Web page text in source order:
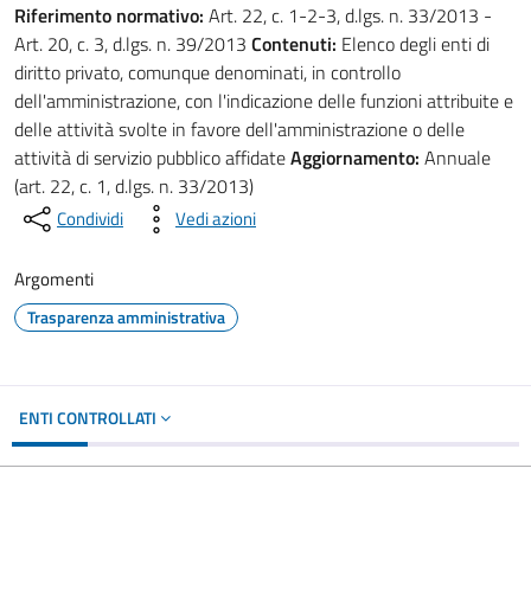
Riferimento normativo: Art. 22, c. 1-2-3, d.lgs. n. 33/2013 -
Art. 20, c. 3, d.lgs. n. 39/2013 Contenuti: Elenco degli enti di
diritto privato, comunque denominati, in controllo
dell'amministrazione, con l'indicazione delle funzioni attribuite e
delle attività svolte in favore dell'amministrazione o delle
attività di servizio pubblico affidateAggiornamento: Annuale
(art. 22, c. 1, d.lgs. n. 33/2013)
Condividi Vedi azioni
Argomenti
Trasparenza amministrativa
ENTI CONTROLLATI